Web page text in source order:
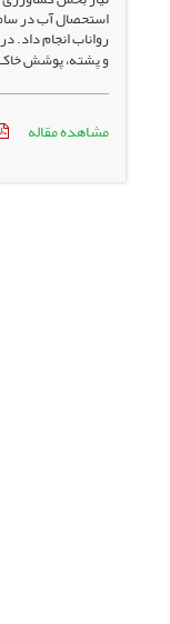
استحصال آب در
رواناب انجام داد.
و پشته، پوشش
مشاهده مقاله